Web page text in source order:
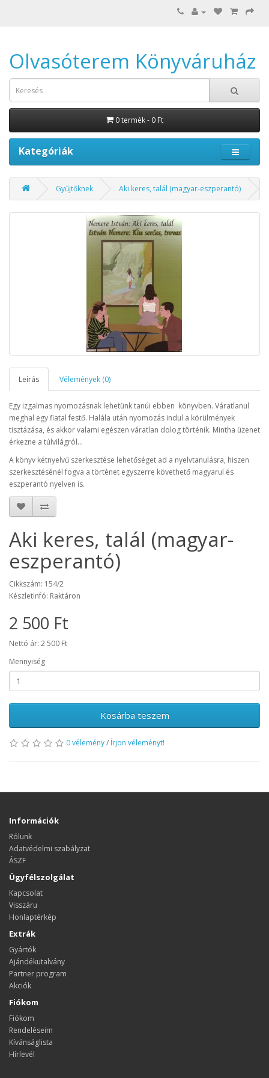
Olvasóterem Könyváruház
0 termék - 0 Ft
Kategóriák
Gyűjtőknek Aki keres, talál (magyar-eszperantó)
Leírás Vélemények (0)
Egy izgalmas nyomozásnak lehetünk tanúi ebben könyvben. Váratlanul
meghal egy fiatal festő. Halála után nyomozás indul a körülmények
tisztázása, és akkor valami egészen váratlan dolog történik. Mintha üzenet
érkezne a túlvilágról...
A könyv kétnyelvű szerkesztése lehetőséget ad a nyelvtanulásra, hiszen
szerkesztésénél fogva a történet egyszerre követhető magyarul és
eszperantó nyelven is.
Aki keres, talál (magyar-
eszperantó)
Cikkszám: 154/2
Készletinfó: Raktáron
2 500 Ft
Nettó ár: 2 500 Ft
Mennyiség
Kosárba teszem
0 vélemény/ Írjon véleményt!
Információk
Rólunk
Adatvédelmi szabályzat
ÁSZF
Ügyfélszolgálat
Kapcsolat
Visszáru
Honlaptérkép
Extrák
Gyártók
Ajándékutalvány
Partner program
Akciók
Fiókom
Fiókom
Rendeléseim
Kívánságlista
Hírlevél